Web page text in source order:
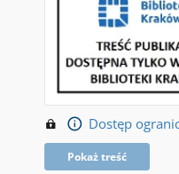
Dostęp
Pokaż treść